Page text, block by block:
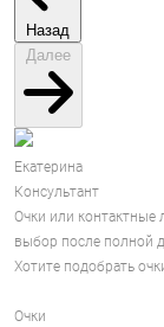
Назад
Далее
Екатерина
Консультант
Очки или
выбор после полной
Хотите подобрать
Очки